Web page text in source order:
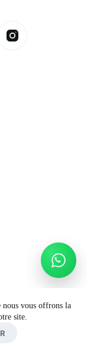
nous vous offrons la
site.